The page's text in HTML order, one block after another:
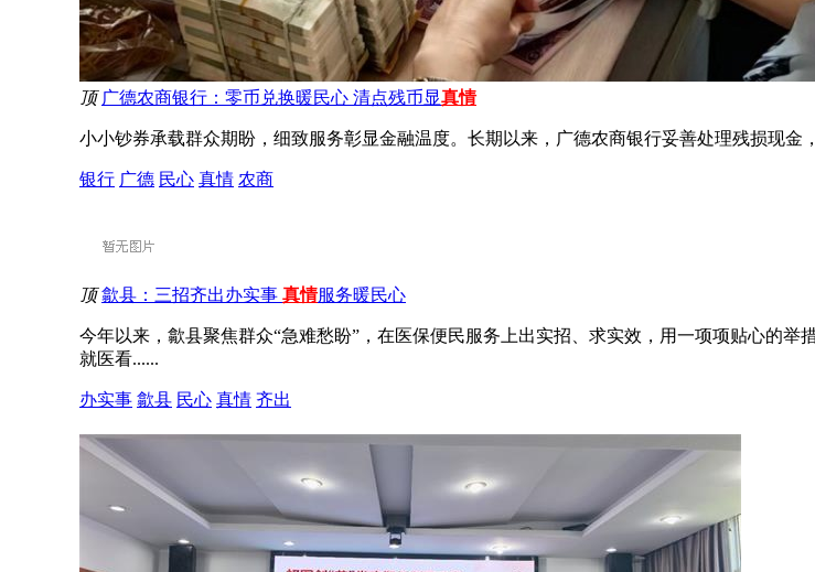
顶 广德农商银行：零币兑换暖民心 清点残币显真情
小小钞券承载群众期盼，细致服务彰显金融温度。长期以来，广德农商银行妥善处理残损现
银行 广德 民心 真情 农商
顶 歙县：三招齐出办实事 真情服务暖民心
今年以来，歙县聚焦群众“急难愁盼”，在医保便民服务上出实招、求实效，用一项项贴心的举
就医看......
办实事 歙县 民心 真情 齐出